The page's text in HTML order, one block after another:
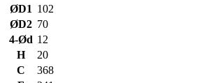
ØD1 102
ØD2 70
4-Ød 12
H
20
C
368